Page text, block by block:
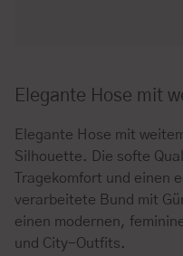
Elegante Hose mit
Elegante Hose mit
Silhouette. Die softe
Tragekomfort und einen
verarbeitete Bund mit
einen modernen,
und City-Outfits.